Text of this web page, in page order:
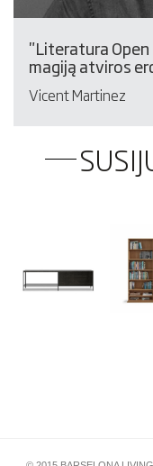
"Literatura
magiją atviros
Vicent Martinez